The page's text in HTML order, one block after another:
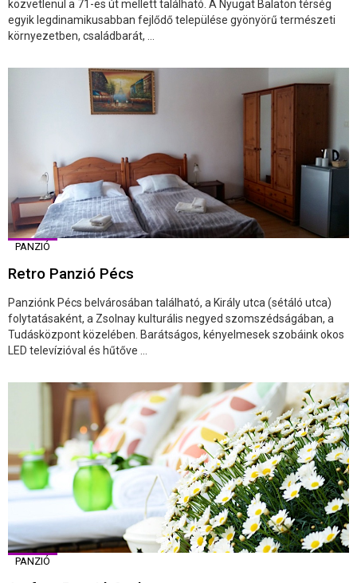
közvetlenül a 71-es út mellett található. A Nyugat Balaton térség
egyik legdinamikusabban fejlődő települése gyönyörű természeti
környezetben, családbarát, ...
PANZIÓ
Retro Panzió Pécs
Panziónk Pécs belvárosában található, a Király utca (sétáló utca)
folytatásaként, a Zsolnay kulturális negyed szomszédságában, a
Tudásközpont közelében. Barátságos, kényelmesek szobáink okos
LED televízióval és hűtőve ...
PANZIÓ